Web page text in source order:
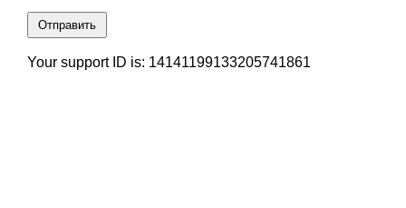
Отправить
Your support ID is: 14141199133205741861